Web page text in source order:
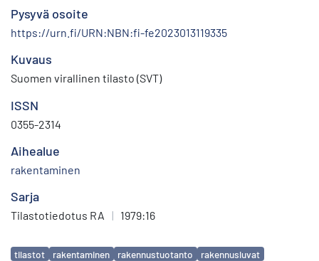
Pysyvä osoite
https://urn.fi/URN:NBN:fi-fe2023013119335
Kuvaus
Suomen virallinen tilasto (SVT)
ISSN
0355-2314
Aihealue
rakentaminen
Sarja
Tilastotiedotus RA | 1979:16
Avainsanat
tilastot rakentaminen rakennustuotanto rakennusluvat